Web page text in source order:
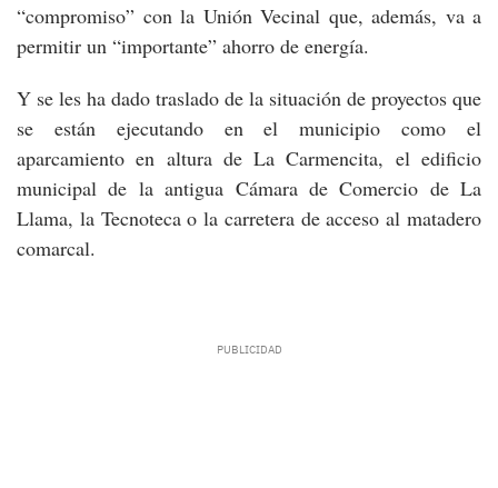
“compromiso” con la Unión Vecinal que, además, va a
permitir un “importante” ahorro de energía.
Y se les ha dado traslado de la situación de proyectos que
se están ejecutando en el municipio como el
aparcamiento en altura de La Carmencita, el edificio
municipal de la antigua Cámara de Comercio de La
Llama, la Tecnoteca o la carretera de acceso al matadero
comarcal.